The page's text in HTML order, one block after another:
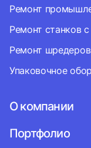
Ремонт
Ремонт станков
Ремонт шредеров
Упаковочное
О компании
Портфолио